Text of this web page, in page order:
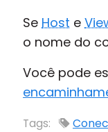
Se Host e
o nome do
Você pode
Tags: